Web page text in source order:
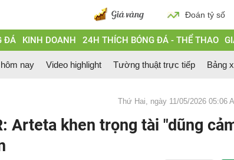
Đoán tỷ số
ĐÁ KINH DOANH 24H THÍCH BÓNG ĐÁ - THỂ THAO
nay Video highlight Tường thuật trực tiếp Bảng
Thứ Hai, ngày 11/05/2026 05:06
Arteta khen trọng tài "dũng